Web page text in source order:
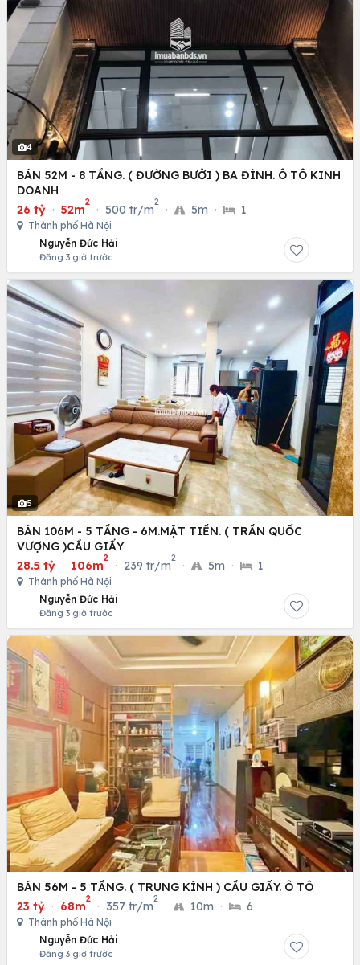
4
BÁN 52M - 8 TẦNG. ( ĐƯỜNG BƯỞI ) BA ĐÌNH. Ô TÔ KINH
DOANH
26 tỷ · 52m
2
· 500 tr/m
2
· 5m · 1
Thành phố Hà Nội
Nguyễn Đức Hải
Đăng 3 giờ trước
5
BÁN 106M - 5 TẦNG - 6M.MẶT TIỀN. ( TRẦN QUỐC
VƯỢNG )CẦU GIẤY
28.5 tỷ · 106m
2
· 239 tr/m
2
· 5m · 1
Thành phố Hà Nội
Nguyễn Đức Hải
Đăng 3 giờ trước
BÁN 56M - 5 TẦNG. ( TRUNG KÍNH ) CẦU GIẤY. Ô TÔ
23 tỷ · 68m
2
· 357 tr/m
2
· 10m · 6
Thành phố Hà Nội
Nguyễn Đức Hải
Đăng 3 giờ trước